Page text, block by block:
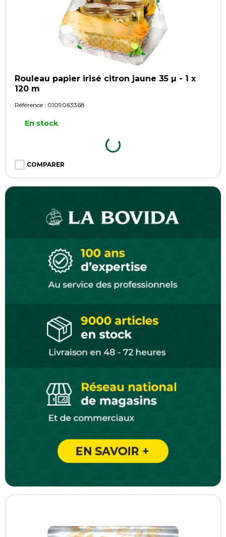
Rouleau papier irisé citron jaune 35 µ - 1 x
120 m
Référence : 0109063368
En stock
COMPARER